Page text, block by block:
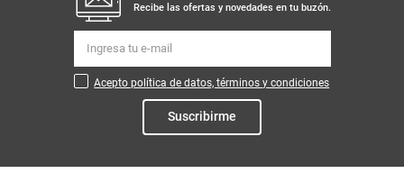
Recibe las ofertas y novedades en tu buzón.
Acepto política de datos, términos y condiciones
Suscribirme